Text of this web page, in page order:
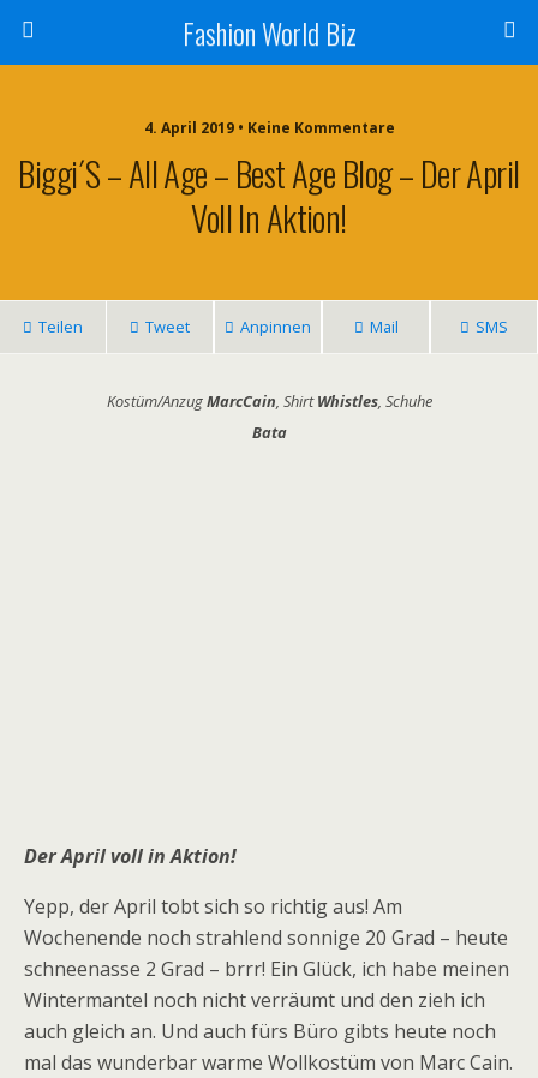
Fashion World Biz
4. April 2019 • Keine Kommentare
Biggi´s – All Age – Best Age Blog – Der April
Voll In Aktion!
Teilen Tweet Anpinnen Mail SMS
Kostüm/AnzugMarcCain, ShirtWhistles, Schuhe
Bata
Der April voll in Aktion!
Yepp, der April tobt sich so richtig aus! Am
Wochenende noch strahlend sonnige 20 Grad – heute
schneenasse 2 Grad – brrr! Ein Glück, ich habe meinen
Wintermantel noch nicht verräumt und den zieh ich
auch gleich an. Und auch fürs Büro gibts heute noch
mal das wunderbar warme Wollkostüm von Marc Cain.